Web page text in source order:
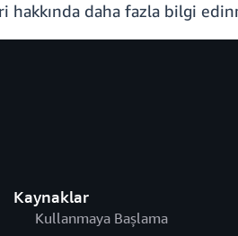
hakkında daha fazla bilgi
Kaynaklar
Kullanmaya Başlama